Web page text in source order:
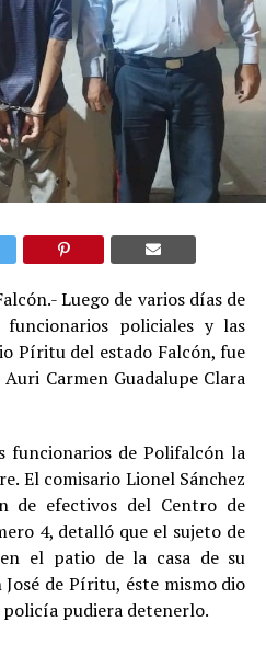
Luego de varios días de
policiales y las
Píritu del estado Falcón, fue
Carmen Guadalupe Clara
funcionarios de Polifalcón la
El comisario Lionel Sánchez
de efectivos del Centro de
4, detalló que el sujeto de
el patio de la casa de su
de Píritu, éste mismo dio
policía pudiera detenerlo.